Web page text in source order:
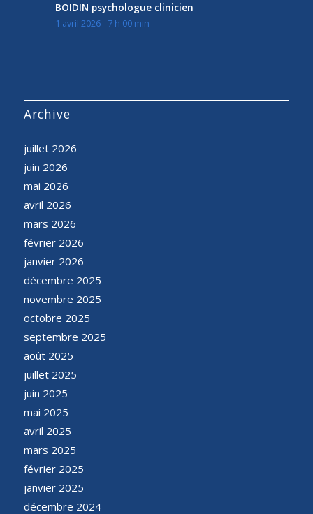
BOIDIN psychologue clinicien
1 avril 2026 - 7 h 00 min
Archive
juillet 2026
juin 2026
mai 2026
avril 2026
mars 2026
février 2026
janvier 2026
décembre 2025
novembre 2025
octobre 2025
septembre 2025
août 2025
juillet 2025
juin 2025
mai 2025
avril 2025
mars 2025
février 2025
janvier 2025
décembre 2024